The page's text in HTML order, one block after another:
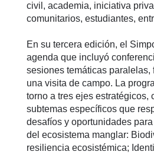
civil, academia, iniciativa
comunitarios, estudiantes,
En su tercera edición, el
agenda que incluyó
sesiones temáticas paralelas,
una visita de campo. La
torno a tres ejes estratégicos,
subtemas específicos que
desafíos y oportunidades
del ecosistema manglar:
resiliencia ecosistémica;